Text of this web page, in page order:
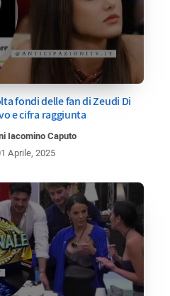
fondi delle fan di Zeudi Di
e cifra raggiunta
Iacomino Caputo
Aprile, 2025